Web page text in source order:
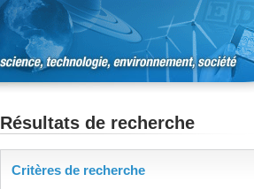
Résultats de recherche
Critères de recherche